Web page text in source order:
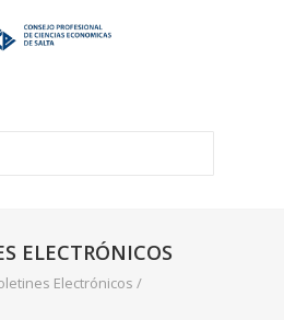
ELECTRÓNICOS
Electrónicos /